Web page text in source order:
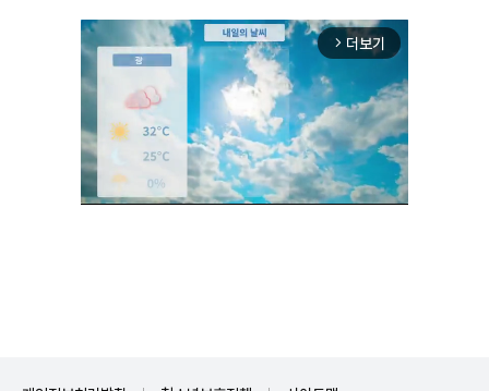
arrow_forward_ios 더보기